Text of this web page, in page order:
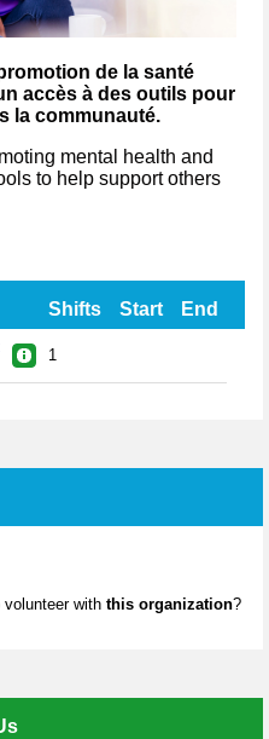
de la santé
accès à des outils pour
la communauté.
mental health and
to help support others
Shifts Start End
1
with this organization?